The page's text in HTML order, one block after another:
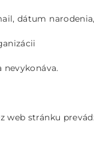
dátum
web stránku